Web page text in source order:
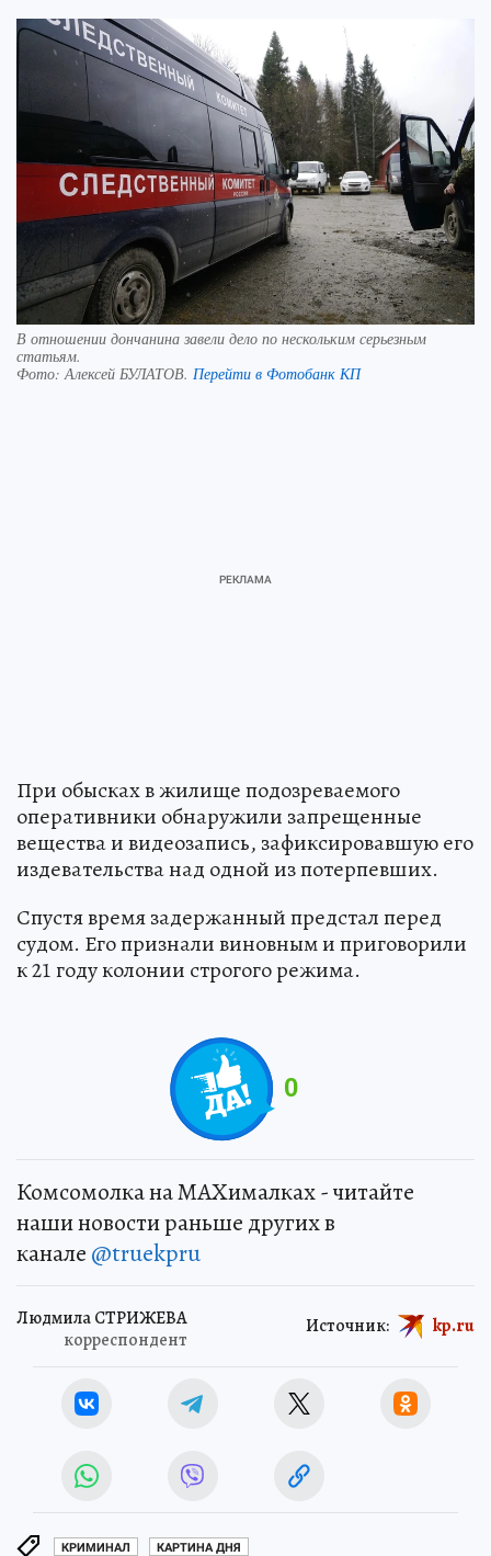
В отношении дончанина завели дело по нескольким серьезным
статьям.
Фото:Алексей БУЛАТОВ. Перейти в Фотобанк КП
При обысках в жилище подозреваемого
оперативники обнаружили запрещенные
вещества и видеозапись, зафиксировавшую его
издевательства над одной из потерпевших.
Спустя время задержанный предстал перед
судом. Его признали виновным и приговорили
к 21 году колонии строгого режима.
0
Комсомолка на MAXималках - читайте
наши новости раньше других в
канале @truekpru
Людмила СТРИЖЕВА
корреспондент
Источник: kp.ru
КРИМИНАЛ КАРТИНА ДНЯ